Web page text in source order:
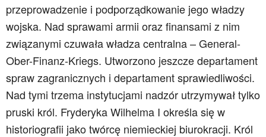
przeprowadzenie i podporządkowanie jego władzy
wojska. Nad sprawami armii oraz finansami z nim
związanymi czuwała władza centralna – General-
Ober-Finanz-Kriegs. Utworzono jeszcze departament
spraw zagranicznych i departament sprawiedliwości.
Nad tymi trzema instytucjami nadzór utrzymywał tylko
pruski król. Fryderyka Wilhelma I określa się w
historiografii jako twórcę niemieckiej biurokracji. Król